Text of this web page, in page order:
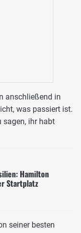
anschließend in
was passiert ist.
sagen, ihr habt
Hamilton
Startplatz
seiner besten